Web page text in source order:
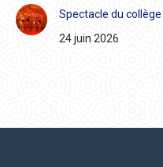
Spectacle du collège
24 juin 2026